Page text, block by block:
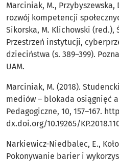
Marciniak, M., Przybyszewska,
rozwój kompetencji
Sikorska, M. Klichowski (red.),
Przestrzeń instytucji,
dzieciństwa (s. 389–399).
UAM.
Marciniak, M. (2018).
mediów – blokada osiągnięć
Pedagogiczne, 10, 157–167.
dx.doi.org/10.19265/
Narkiewicz-Niedbalec, E.,
Pokonywanie barier i